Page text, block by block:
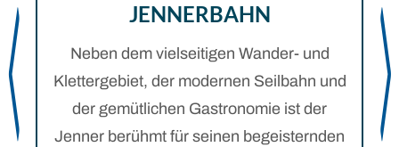
JENNERBAHN
Neben dem vielseitigen Wander- und
Klettergebiet, der modernen Seilbahn und
der gemütlichen Gastronomie ist der
Jenner berühmt für seinen begeisternden